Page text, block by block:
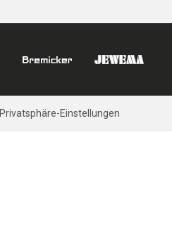
Privatsphäre-Einstellungen